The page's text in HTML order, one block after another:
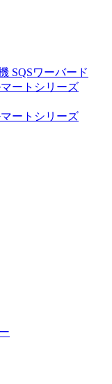
SQSワーバード
ートシリーズ
ートシリーズ